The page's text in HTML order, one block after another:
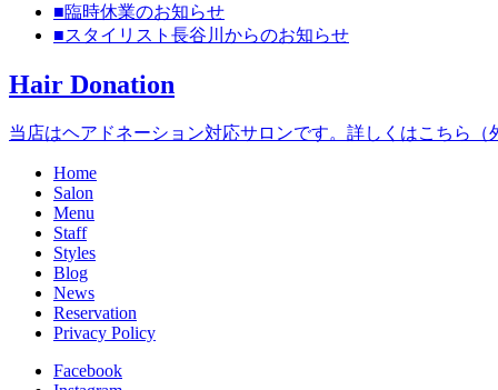
■臨時休業のお知らせ
■スタイリスト長谷川からのお知らせ
Hair Donation
当店はヘアドネーション対応サロンです。詳しくはこちら
Home
Salon
Menu
Staff
Styles
Blog
News
Reservation
Privacy Policy
Facebook